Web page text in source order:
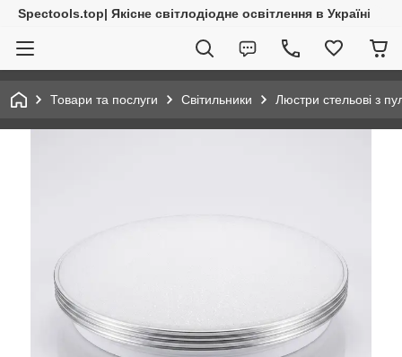
Spectools.top| Якісне світлодіодне освітлення в Україні
Товари та послуги Світильники Люстри стельові з